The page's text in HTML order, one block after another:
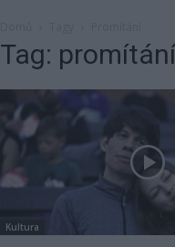
Tag: promítání
Kultura